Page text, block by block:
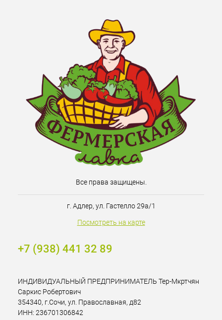
Все права защищены.
г. Адлер, ул. Гастелло 29а/1
Посмотреть на карте
+7 (938) 441 32 89
ИНДИВИДУАЛЬНЫЙ ПРЕДПРИНИМАТЕЛЬ Тер-Мкртчян
Саркис Робертович
354340, г.Сочи, ул. Православная, д82
ИНН: 236701306842